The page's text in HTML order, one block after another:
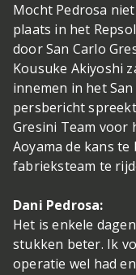
Mocht Pedrosa
plaats in het
door San Carlo
Kousuke Akiyoshi
innemen in het
persbericht
Gresini Team voor
Aoyama de kans
fabrieksteam te
Dani Pedrosa:
Het is enkele
stukken beter. Ik
operatie wel had